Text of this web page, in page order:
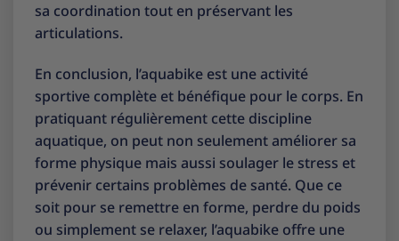
sa coordination tout en préservant les
articulations.
En conclusion, l’aquabike est une activité
sportive complète et bénéfique pour le corps. En
pratiquant régulièrement cette discipline
aquatique, on peut non seulement améliorer sa
forme physique mais aussi soulager le stress et
prévenir certains problèmes de santé. Que ce
soit pour se remettre en forme, perdre du poids
ou simplement se relaxer, l’aquabike offre une